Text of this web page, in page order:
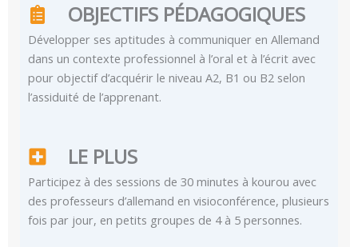
OBJECTIFS PÉDAGOGIQUES
Développer ses aptitudes à communiquer en Allemand
dans un contexte professionnel à l’oral et à l’écrit avec
pour objectif d’acquérir le niveau A2, B1 ou B2 selon
l’assiduité de l’apprenant.
LE PLUS
Participez à des sessions de 30 minutes à kourou avec
des professeurs d’allemand en visioconférence, plusieurs
fois par jour, en petits groupes de 4 à 5 personnes.